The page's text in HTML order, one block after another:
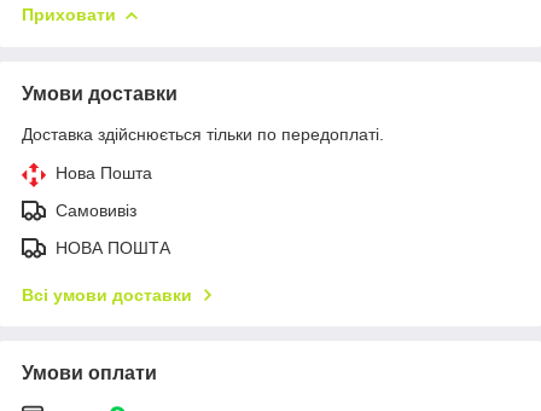
Приховати
Умови доставки
Доставка здійснюється тільки по передоплаті.
Нова Пошта
Самовивіз
НОВА ПОШТА
Всі умови доставки
Умови оплати